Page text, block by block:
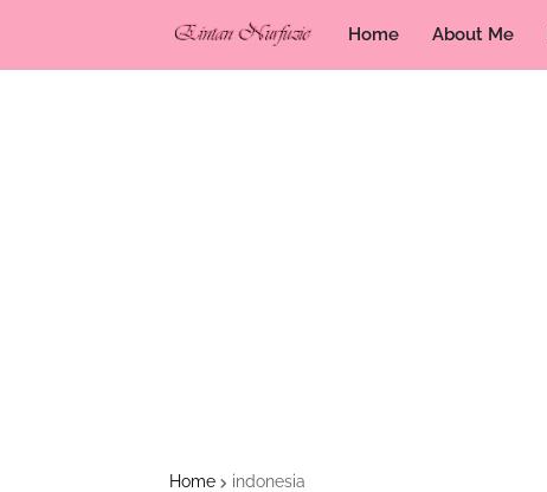
Home About Me
Home indonesia